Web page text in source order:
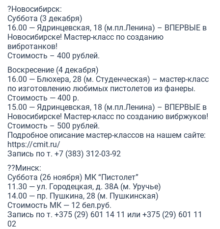
?Новосибирск:
Суббота (3 декабря)
16.00 — Ядринцевская, 18 (м.пл.Ленина) – ВПЕРВЫЕ в
Новосибирске! Мастер-класс по созданию
вибротанков!
Стоимость – 400 рублей.
Воскресение (4 декабря)
16.00 — Блюхера, 28 (м. Студенческая) – мастер-класс
по изготовлению любимых пистолетов из фанеры.
Стоимость — 400 р.
15.00 — Ядринцевская, 18 (м.пл.Ленина) – ВПЕРВЫЕ в
Новосибирске! Мастер-класс по созданию вибржуков!
Стоимость – 500 рублей.
Подробное описание мастер-классов на нашем сайте:
https://cmit.ru/
Запись по т. +7 (383) 312-03-92
??Минск:
Суббота (26 ноября) МК “Пистолет”
11.30 — ул. Городецкая, д. 38А (м. Уручье)
14.00 — пр. Пушкина, 28 (м. Пушкинская)
Стоимость МК — 12 бел.руб.
Запись по т. +375 (29) 601 14 11 или +375 (29) 601 11
02